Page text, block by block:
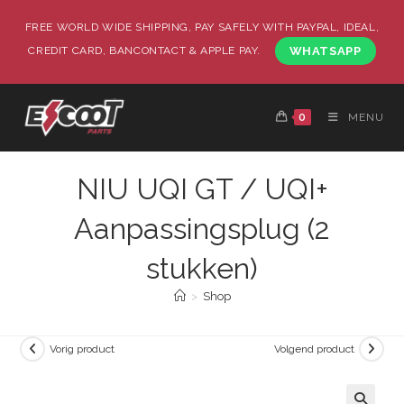
FREE WORLD WIDE SHIPPING, PAY SAFELY WITH PAYPAL, IDEAL,
CREDIT CARD, BANCONTACT & APPLE PAY.
WHATSAPP
0 MENU
NIU UQI GT / UQI+
Aanpassingsplug (2
stukken)
> Shop
Vorig product Volgend product